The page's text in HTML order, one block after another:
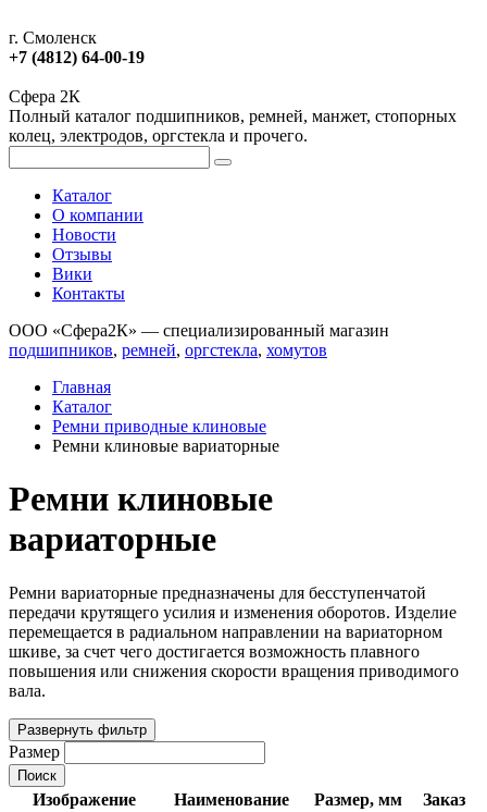
г. Смоленск
+7 (4812) 64-00-19
Сфера 2К
Полный каталог подшипников, ремней, манжет, стопорных
колец, электродов, оргстекла и прочего.
Каталог
О компании
Новости
Отзывы
Вики
Контакты
ООО «Сфера2К» — специализированный магазин
подшипников, ремней, оргстекла, хомутов
Главная
Каталог
Ремни приводные клиновые
Ремни клиновые вариаторные
Ремни клиновые
вариаторные
Ремни вариаторные предназначены для бесступенчатой
передачи крутящего усилия и изменения оборотов. Изделие
перемещается в радиальном направлении на вариаторном
шкиве, за счет чего достигается возможность плавного
повышения или снижения скорости вращения приводимого
вала.
Развернуть фильтр
Размер
Поиск
Изображение Наименование Размер, мм
Заказ